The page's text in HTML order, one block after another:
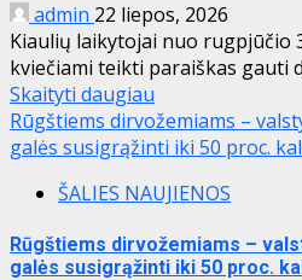
admin 22 liepos, 2026
Kiaulių laikytojai nuo rugpjūčio
kviečiami teikti paraiškas gauti
Skaityti daugiau
Rūgštiems dirvožemiams –
galės susigrąžinti iki 50 proc.
ŠALIES NAUJIENOS
Rūgštiems dirvožemiams –
galės susigrąžinti iki 50 proc.